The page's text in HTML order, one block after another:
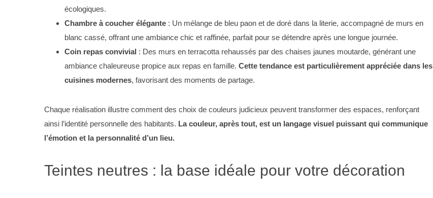
écologiques.
Chambre à coucher élégante : Un mélange de bleu paon et de doré dans la literie, accompagné de murs en
blanc cassé, offrant une ambiance chic et raffinée, parfait pour se détendre après une longue journée.
Coin repas convivial : Des murs en terracotta rehaussés par des chaises jaunes moutarde, générant une
ambiance chaleureuse propice aux repas en famille. Cette tendance est particulièrement appréciée dans les
cuisines modernes, favorisant des moments de partage.
Chaque réalisation illustre comment des choix de couleurs judicieux peuvent transformer des espaces, renforçant
ainsi l’identité personnelle des habitants. La couleur, après tout, est un langage visuel puissant qui communique
l’émotion et la personnalité d’un lieu.
Teintes neutres : la base idéale pour votre décoration